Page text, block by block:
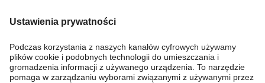
Potrzebujesz pomocy?